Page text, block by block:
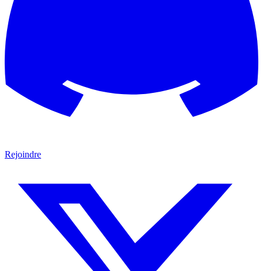
Rejoindre